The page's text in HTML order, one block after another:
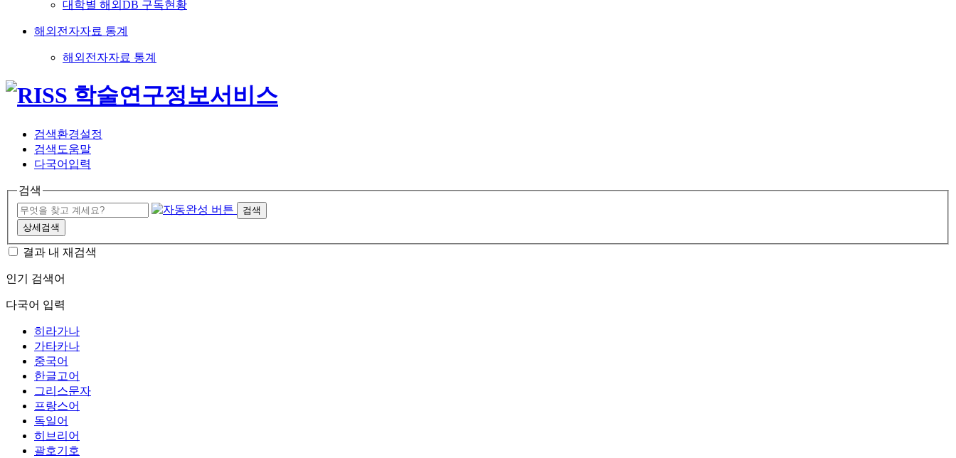
대학별 해외DB 구독현황
해외전자자료 통계
해외전자자료 통계
검색환경설정
검색도움말
다국어입력
검색
검색
상세검색
결과 내 재검색
인기 검색어
다국어 입력
히라가나
가타카나
중국어
한글고어
그리스문자
프랑스어
독일어
히브리어
괄호기호